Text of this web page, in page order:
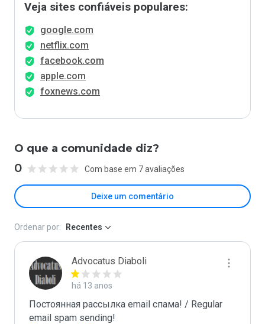
Veja sites confiáveis populares:
google.com
netflix.com
facebook.com
apple.com
foxnews.com
O que a comunidade diz?
0 Com base em 7 avaliações
Deixe um comentário
Ordenar por: Recentes
Advocatus Diaboli
há 13 anos
Постоянная рассылка email спама! / Regular
email spam sending!